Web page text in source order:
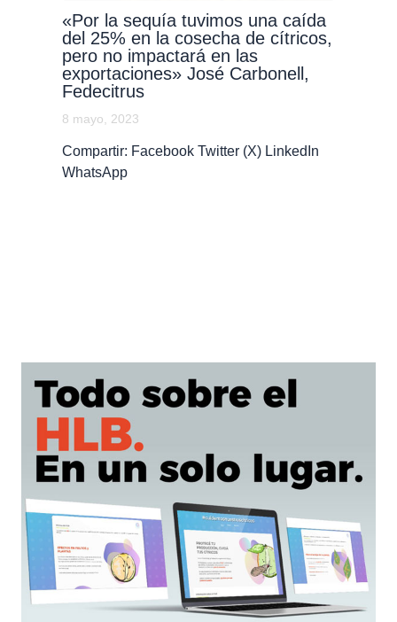
«Por la sequía tuvimos una caída
del 25% en la cosecha de cítricos,
pero no impactará en las
exportaciones» José Carbonell,
Fedecitrus
8 mayo, 2023
Compartir: Facebook Twitter (X) LinkedIn
WhatsApp